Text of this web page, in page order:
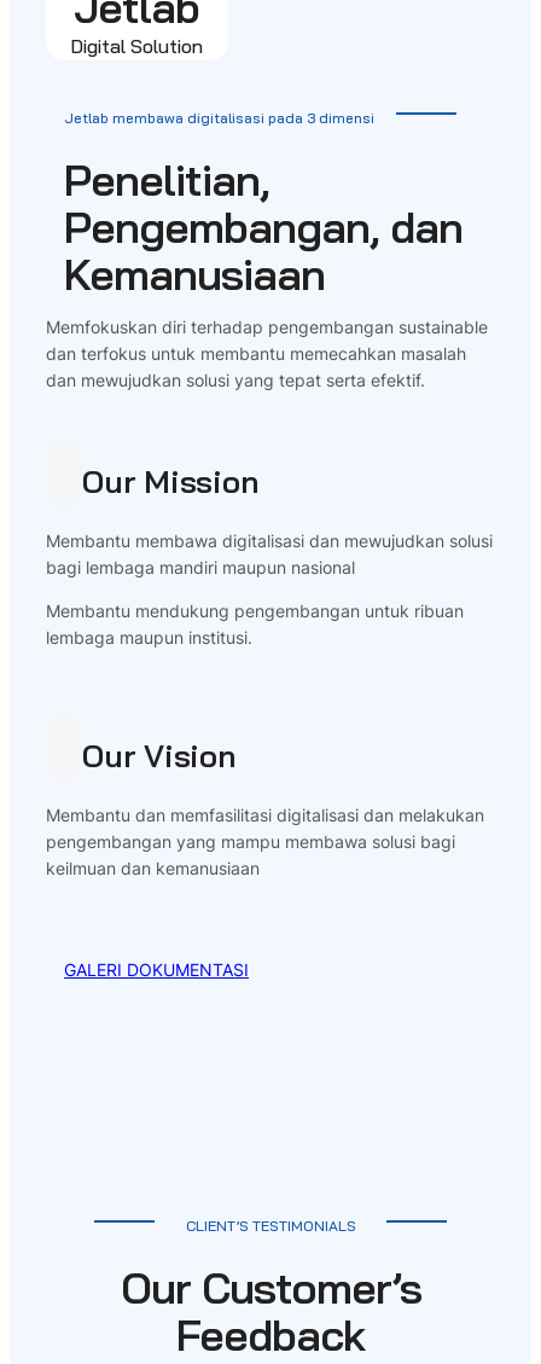
Digital Solution
Jetlab membawa digitalisasi pada 3 dimensi
Penelitian,
Pengembangan, dan
Kemanusiaan
Memfokuskan diri terhadap pengembangan sustainable
dan terfokus untuk membantu memecahkan masalah
dan mewujudkan solusi yang tepat serta efektif.
Our Mission
Membantu membawa digitalisasi dan mewujudkan solusi
bagi lembaga mandiri maupun nasional
Membantu mendukung pengembangan untuk ribuan
lembaga maupun institusi.
Our Vision
Membantu dan memfasilitasi digitalisasi dan melakukan
pengembangan yang mampu membawa solusi bagi
keilmuan dan kemanusiaan
GALERI DOKUMENTASI
CLIENT’S TESTIMONIALS
Our Customer’s
Feedback